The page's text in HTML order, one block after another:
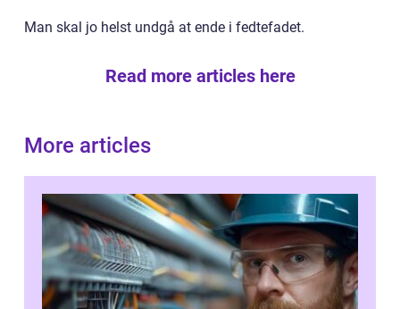
Man skal jo helst undgå at ende i fedtefadet.
Read more articles here
More articles